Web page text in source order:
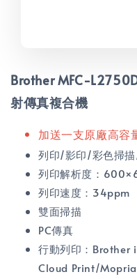
Brother MFC-
射傳真複合機
加送一支原廠高容
列印/影印/彩色掃
列印解析度：
列印速度：34ppm
雙面掃描
PC傳真
行動列印：
Cloud Print/Mopria